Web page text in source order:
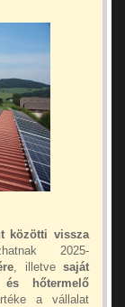
közötti vissza
2025-
, illetvesaját
hőtermelő
a vállalat